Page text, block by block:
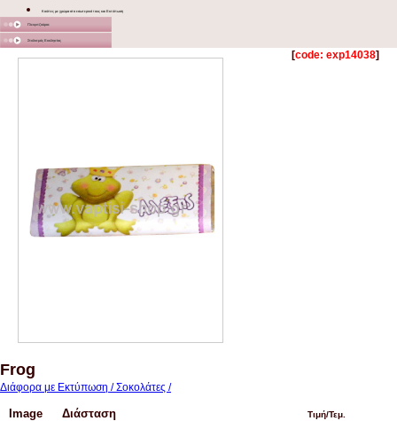
Κούπες με χρώμα στο εσωτερικό τους και Εκτύπωση
Γλειφιτζούρια
Στολισμός Εκκλησίας
[code: exp14038]
Frog
Διάφορα με Εκτύπωση / Σοκολάτες /
Image Διάσταση Τιμή/Τεμ.